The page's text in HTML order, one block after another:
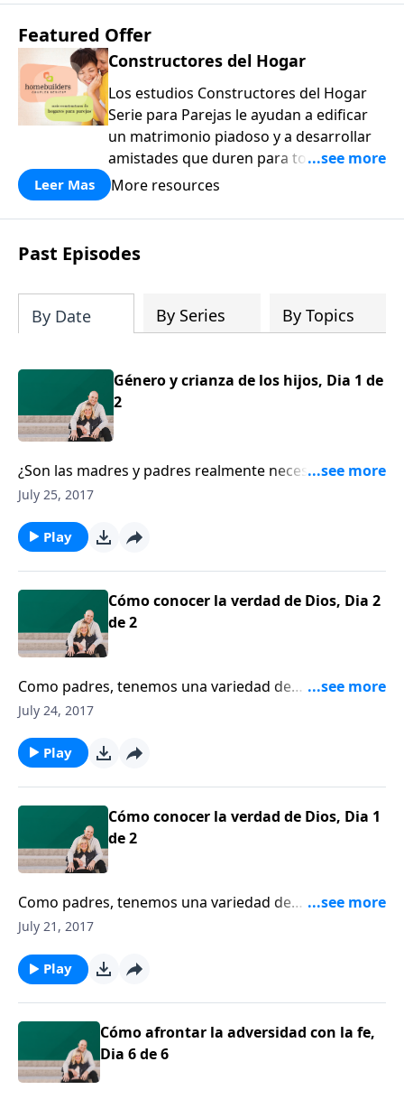
Featured Offer
Constructores del Hogar
Los estudios Constructores del Hogar
Serie para Parejas le ayudan a edificar
un matrimonio piadoso y a desarrollar
amistades que duren para toda la vida.
¡Únase a uno de los estudios de grupos
a casa los principios de la Palabra de
Dios para compartirlos con su familia,
su iglesia y su comunidad!
Leer Mas More resources
Past Episodes
By Date By Series By Topics
Género y crianza de los hijos, Dia 1 de
2
¿Son las madres y padres realmente necesarios para
una crianza saludable? Brad Wilcox, director del
de Virginia, comparte sobre los roles singulares de
las madres y padres, y cómo esos roles influyen en
July 25, 2017
Play
Cómo conocer la verdad de Dios, Dia 2
de 2
Como padres, tenemos una variedad de
responsabilidades en lo que tiene que ver con la
que hay una responsabilidad que se destaca por
encima de todas las demás.
July 24, 2017
Play
Cómo conocer la verdad de Dios, Dia 1
de 2
Como padres, tenemos una variedad de
responsabilidades en lo que tiene que ver con la
que hay una responsabilidad que se destaca por
encima de todas las demás.
July 21, 2017
Play
Cómo afrontar la adversidad con la fe,
Dia 6 de 6